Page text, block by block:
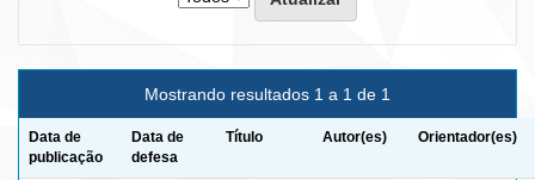
Mostrando resultados 1 a 1 de 1
Data de
publicação
Data de
defesa
Título Autor(es) Orientador(es)